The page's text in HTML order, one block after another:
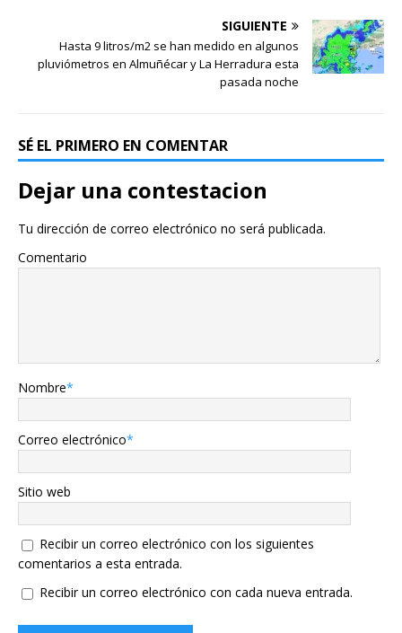
SIGUIENTE
Hasta 9 litros/m2 se han medido en algunos
pluviómetros en Almuñécar y La Herradura esta
pasada noche
SÉ EL PRIMERO EN COMENTAR
Dejar una contestacion
Tu dirección de correo electrónico no será publicada.
Comentario
Nombre*
Correo electrónico*
Sitio web
Recibir un correo electrónico con los siguientes
comentarios a esta entrada.
Recibir un correo electrónico con cada nueva entrada.